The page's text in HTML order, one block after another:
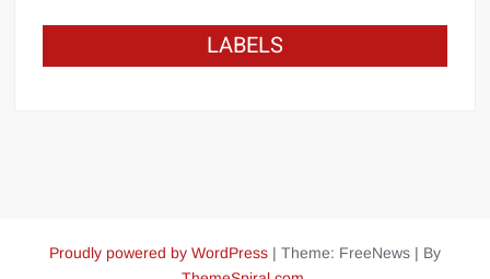
LABELS
Proudly powered by WordPress | Theme: FreeNews | By